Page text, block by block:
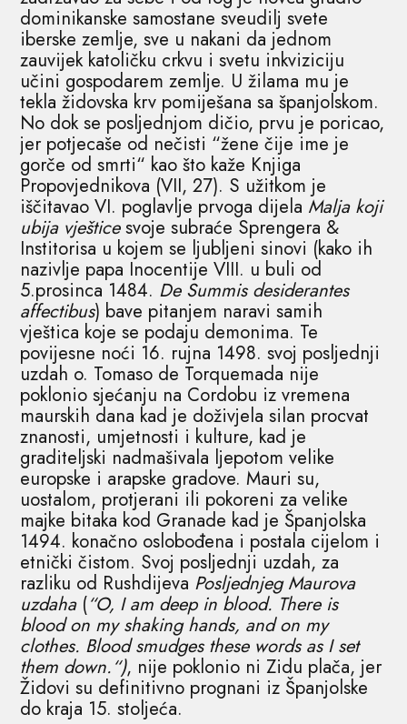
dominikanske samostane sveudilj svete
iberske zemlje, sve u nakani da jednom
zauvijek katoličku crkvu i svetu inkviziciju
učini gospodarem zemlje. U žilama mu je
tekla židovska krv pomiješana sa španjolskom.
No dok se posljednjom dičio, prvu je poricao,
jer potjecaše od nečisti “žene čije ime je
gorče od smrti“ kao što kaže Knjiga
Propovjednikova (VII, 27). S užitkom je
iščitavao VI. poglavlje prvoga dijela Malja koji
ubija vješticesvoje subraće Sprengera &
Institorisa u kojem se ljubljeni sinovi (kako ih
nazivlje papa Inocentije VIII. u buli od
5.prosinca 1484. De Summis desiderantes
affectibus) bave pitanjem naravi samih
vještica koje se podaju demonima. Te
povijesne noći 16. rujna 1498. svoj posljednji
uzdah o. Tomaso de Torquemada nije
poklonio sjećanju na Cordobu iz vremena
maurskih dana kad je doživjela silan procvat
znanosti, umjetnosti i kulture, kad je
graditeljski nadmašivala ljepotom velike
europske i arapske gradove. Mauri su,
uostalom, protjerani ili pokoreni za velike
majke bitaka kod Granade kad je Španjolska
1494. konačno oslobođena i postala cijelom i
etnički čistom. Svoj posljednji uzdah, za
razliku od Rushdijeva Posljednjeg Maurova
uzdaha (“O, I am deep in blood. There is
blood on my shaking hands, and on my
clothes. Blood smudges these words as I set
them down.“), nije poklonio ni Zidu plača, jer
Židovi su definitivno prognani iz Španjolske
do kraja 15. stoljeća.